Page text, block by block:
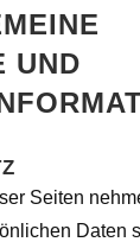
UND
Seiten
Daten